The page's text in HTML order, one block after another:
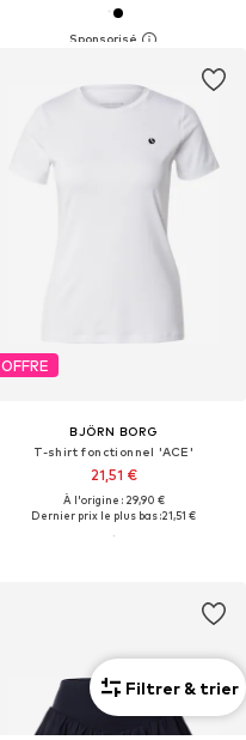
OFFRE
BJÖRN BORG
T-shirt fonctionnel 'ACE'
21,51 €
À l'origine : 29,90 €
Dernier prix le plus bas :21,51 €
Filtrer & trier